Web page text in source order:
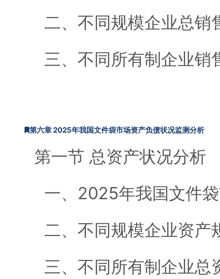
二、不同规模企业总销
三、不同所有制企业销
第六章 2025年我国文件袋市场资产负债状况监测分析
第一节 总资产状况分析
一、2025年我国文件
二、不同规模企业资产
三、不同所有制企业总